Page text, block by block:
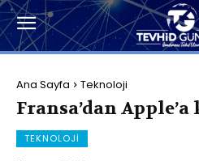
Ana Sayfa Teknoloji
Fransa’dan
TEKNOLOJI